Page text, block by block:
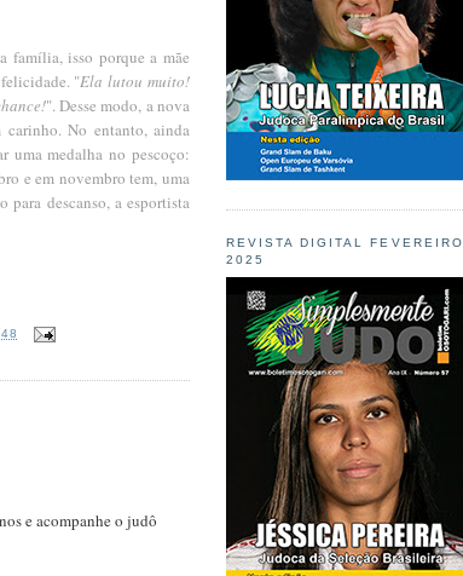
família, isso porque a mãe
"Ela lutou muito!
". Desse modo, a nova
carinho. No entanto, ainda
uma medalha no pescoço:
e em novembro tem, uma
para descanso, a esportista
e acompanhe o judô
REVISTA DIGITAL FEVEREIRO
2025